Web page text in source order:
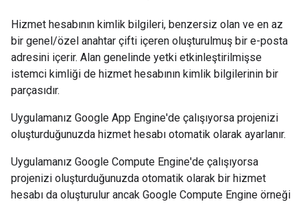
Hizmet hesabının kimlik bilgileri, benzersiz olan ve en az
bir genel/özel anahtar çifti içeren oluşturulmuş bir e-posta
adresini içerir. Alan genelinde yetki etkinleştirilmişse
istemci kimliği de hizmet hesabının kimlik bilgilerinin bir
parçasıdır.
Uygulamanız Google App Engine'de çalışıyorsa projenizi
oluşturduğunuzda hizmet hesabı otomatik olarak ayarlanır.
Uygulamanız Google Compute Engine'de çalışıyorsa
projenizi oluşturduğunuzda otomatik olarak bir hizmet
hesabı da oluşturulur ancak Google Compute Engine örneği